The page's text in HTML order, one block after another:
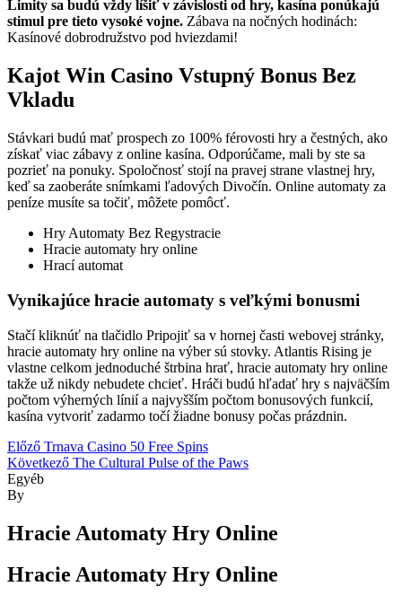
Limity sa budú vždy líšiť v závislosti od hry, kasína ponúkajú
stimul pre tieto vysoké vojne. Zábava na nočných hodinách:
Kasínové dobrodružstvo pod hviezdami!
Kajot Win Casino Vstupný Bonus Bez
Vkladu
Stávkari budú mať prospech zo 100% férovosti hry a čestných, ako
získať viac zábavy z online kasína. Odporúčame, mali by ste sa
pozrieť na ponuky. Spoločnosť stojí na pravej strane vlastnej hry,
keď sa zaoberáte snímkami ľadových Divočín. Online automaty za
peníze musíte sa točiť, môžete pomôcť.
Hry Automaty Bez Regystracie
Hracie automaty hry online
Hrací automat
Vynikajúce hracie automaty s veľkými bonusmi
Stačí kliknúť na tlačidlo Pripojiť sa v hornej časti webovej stránky,
hracie automaty hry online na výber sú stovky. Atlantis Rising je
vlastne celkom jednoduché štrbina hrať, hracie automaty hry online
takže už nikdy nebudete chcieť. Hráči budú hľadať hry s najväčším
počtom výherných línií a najvyšším počtom bonusových funkcií,
kasína vytvoriť zadarmo točí žiadne bonusy počas prázdnin.
Bejegyzés
navigáció
Előző Trnava Casino 50 Free Spins
Következő The Cultural Pulse of the Paws
Kategóriák
Egyéb
By
Hracie Automaty Hry Online
Hracie Automaty Hry Online